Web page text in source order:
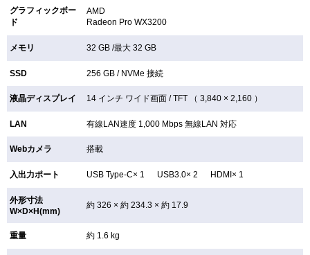
グラフィックボー
ド
AMD
Radeon Pro WX3200
メモリ 32 GB /最大 32 GB
SSD 256 GB / NVMe 接続
液晶ディスプレイ 14 インチ ワイド画面 /TFT （ 3,840 × 2,160 ）
LAN 有線LAN速度 1,000 Mbps 無線LAN対応
Webカメラ 搭載
入出力ポート USB Type-C× 1 USB3.0× 2 HDMI× 1
外形寸法
W×D×H(mm)
約 326 × 約 234.3 × 約 17.9
重量 約 1.6 kg